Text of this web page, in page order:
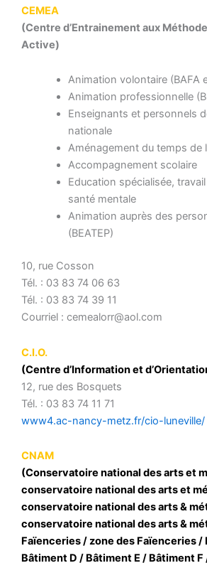
CEMEA
(Centre d’Entrainement aux
Active)
Animation volontaire (BAFA
Animation professionnelle
Enseignants et personnels
nationale
Aménagement du temps de
Accompagnement scolaire
Education spécialisée,
santé mentale
Animation auprès des
(BEATEP)
10, rue Cosson
Tél. : 03 83 74 06 63
Tél. : 03 83 74 39 11
Courriel : cemealorr@aol.com
C.I.O.
(Centre d’Information et
12, rue des Bosquets
Tél. : 03 83 74 11 71
www4.ac-nancy-metz.fr/cio-luneville/
CNAM
(Conservatoire national des arts et
conservatoire national des arts et
conservatoire national des arts &
conservatoire national des arts &
Faïenceries / zone des Faïenceries /
Bâtiment D / Bâtiment E / Bâtiment F